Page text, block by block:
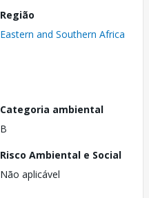
Região
Eastern and Southern Africa
Categoria ambiental
B
Risco Ambiental e Social
Não aplicável